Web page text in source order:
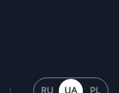
RU UA PL